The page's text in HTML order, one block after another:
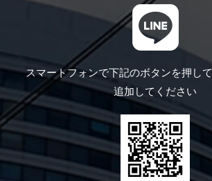
スマートフォンで下記のボタンを押して
追加してください